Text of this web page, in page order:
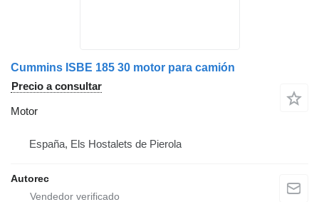
Cummins ISBE 185 30 motor para camión
Precio a consultar
Motor
España, Els Hostalets de Pierola
Autorec